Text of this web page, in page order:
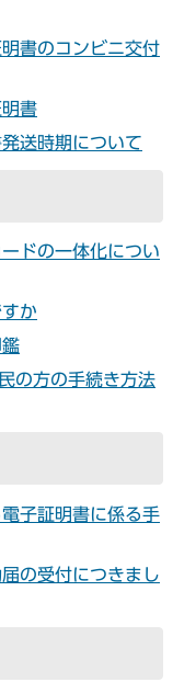
書のコンビニ交付
書
送時期について
ドの一体化につい
か
の方の手続き方法
子証明書に係る手
の受付につきまし